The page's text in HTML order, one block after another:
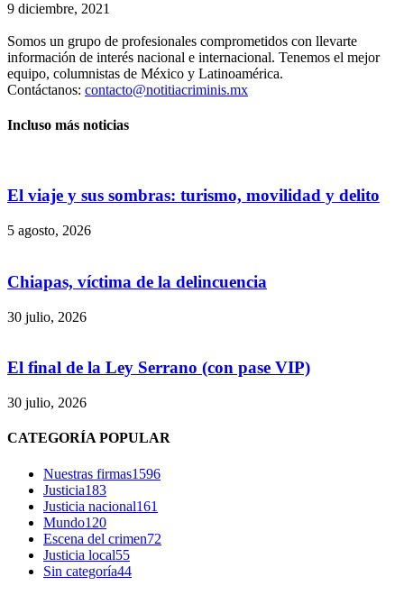
9 diciembre, 2021
Somos un grupo de profesionales comprometidos con llevarte
información de interés nacional e internacional. Tenemos el mejor
equipo, columnistas de México y Latinoamérica.
Contáctanos: contacto@notitiacriminis.mx
Incluso más noticias
El viaje y sus sombras: turismo, movilidad y delito
5 agosto, 2026
Chiapas, víctima de la delincuencia
30 julio, 2026
El final de la Ley Serrano (con pase VIP)
30 julio, 2026
CATEGORÍA POPULAR
Nuestras firmas1596
Justicia183
Justicia nacional161
Mundo120
Escena del crimen72
Justicia local55
Sin categoría44